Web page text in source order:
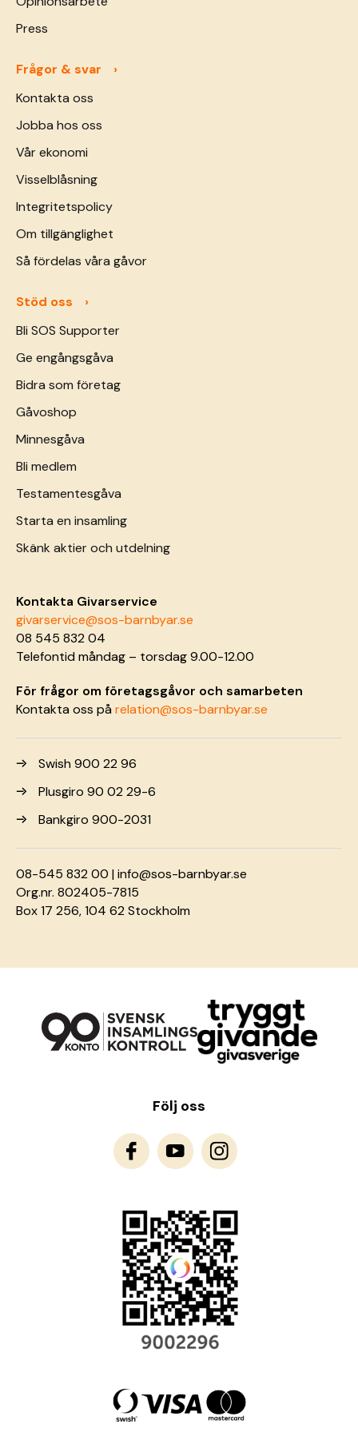
Press
Frågor & svar
Kontakta oss
Jobba hos oss
Vår ekonomi
Visselblåsning
Integritetspolicy
Om tillgänglighet
Så fördelas våra gåvor
Stöd oss
Bli SOS Supporter
Ge engångsgåva
Bidra som företag
Gåvoshop
Minnesgåva
Bli medlem
Testamentesgåva
Starta en insamling
Skänk aktier och utdelning
Kontakta Givarservice
givarservice@sos-barnbyar.se
08 545 832 04
Telefontid måndag – torsdag 9.00-12.00
För frågor om företagsgåvor och samarbeten
Kontakta oss pårelation@sos-barnbyar.se
Swish 900 22 96
Plusgiro 90 02 29-6
Bankgiro 900-2031
08-545 832 00 |info@sos-barnbyar.se
Org.nr. 802405-7815
Box 17 256, 104 62 Stockholm
Följ oss